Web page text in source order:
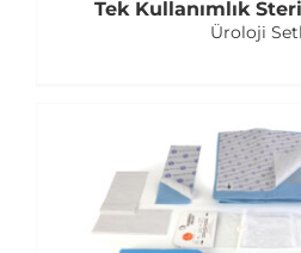
Tek Kullanımlık
Üroloji